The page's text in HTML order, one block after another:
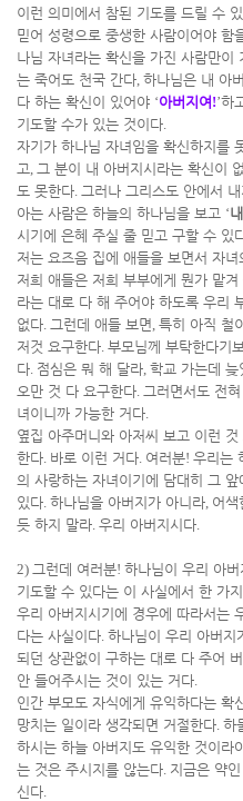
이런 의미에서 참된 기도를 드릴 수
믿어 성령으로 중생한 사람이어야 함
나님 자녀라는 확신을 가진 사람만이
는 죽어도 천국 간다, 하나님은 내 아
다 하는 확신이 있어야 ‘아버지여 !’하
기도할 수가 있는 것이다.
자기가 하나님 자녀임을 확신하지를
고, 그 분이 내 아버지시라는 확신이
도 못한다. 그러나 그리스도 안에서
아는 사람은 하늘의 하나님을 보고 ‘
시기에 은혜 주실 줄 믿고 구할 수 있
저는 요즈음 집에 애들을 보면서 자
저희 애들은 저희 부부에게 뭔가 맡
라는 대로 다 해 주어야 하도록 우리
없다. 그런데 애들 보면, 특히 아직 철
저것 요구한다. 부모님께 부탁한다기
다. 점심은 뭐 해 달라, 학교 가는데 늦
오만 것 다 요구한다. 그러면서도 전
녀이니까 가능한 거다.
옆집 아주머니와 아저씨 보고 이런
한다. 바로 이런 거다. 여러분! 우리는
의 사랑하는 자녀이기에 담대히 그
있다. 하나님을 아버지가 아니라, 어색
듯 하지 말라. 우리 아버지시다.
2) 그런데 여러분! 하나님이 우리 아
기도할 수 있다는 이 사실에서 한 가
우리 아버지시기에 경우에 따라서는
다는 사실이다. 하나님이 우리 아버지
되던 상관없이 구하는 대로 다 주어
안 들어주시는 것이 있는 거다.
인간 부모도 자식에게 유익하다는 확
망치는 일이라 생각되면 거절한다. 하
하시는 하늘 아버지도 유익한 것이라
는 것은 주시지를 않는다. 지금은 약
신다.